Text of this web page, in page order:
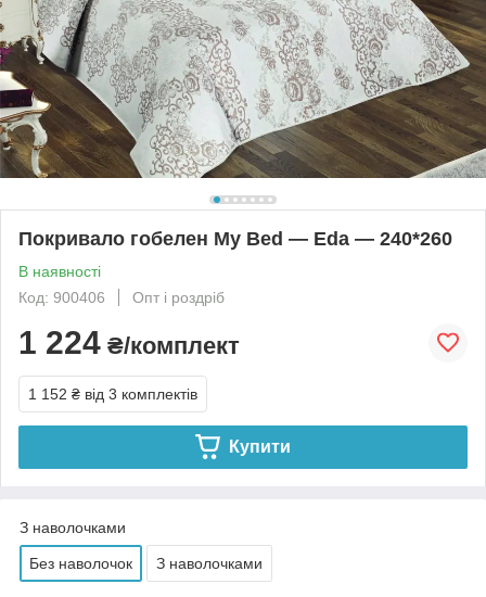
Покривало гобелен My Bed — Eda — 240*260
В наявності
Код: 900406
Опт і роздріб
1 224 ₴/комплект
1 152 ₴ від 3 комплектів
Купити
З наволочками
Без наволочок З наволочками